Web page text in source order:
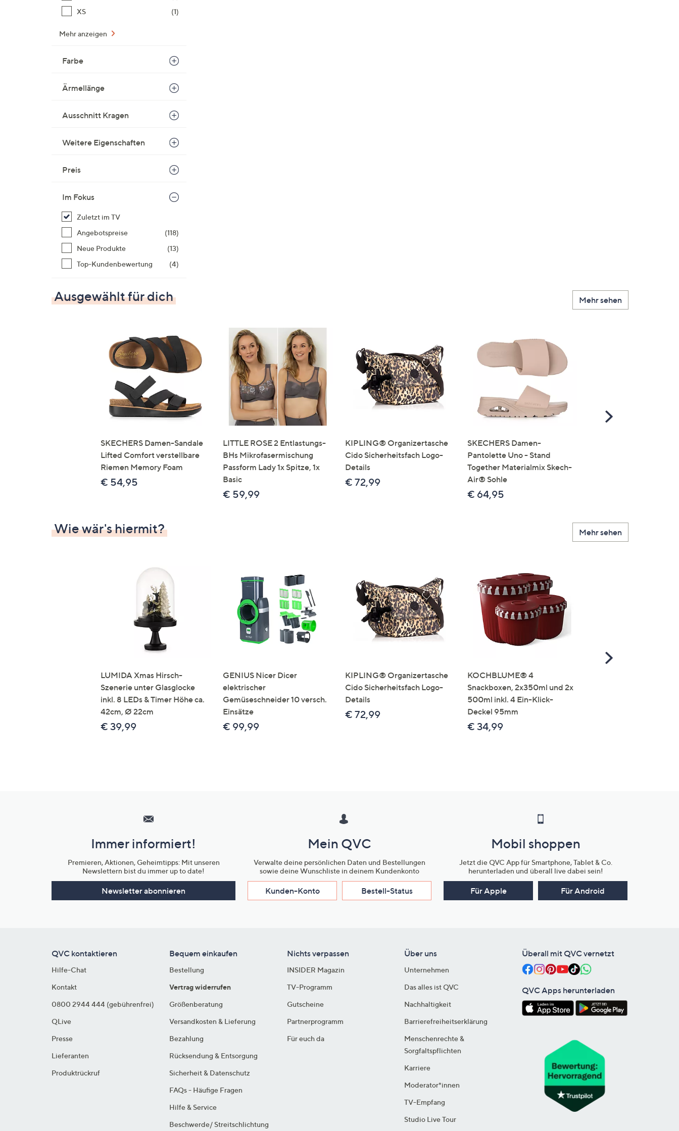
XS
(1)
Mehr anzeigen
Farbe
Ärmellänge
Ausschnitt Kragen
Weitere Eigenschaften
Preis
Im Fokus
Zuletzt im TV
Angebotspreise
(118)
Neue Produkte
(13)
Top-Kundenbewertung
(4)
Ausgewählt für dich Mehr sehen
SKECHERS Damen-Sandale
Lifted Comfort verstellbare
Riemen Memory Foam
€ 54,95
LITTLE ROSE 2 Entlastungs-
BHs Mikrofasermischung
Passform Lady 1x Spitze, 1x
Basic
€ 59,99
KIPLING® Organizertasche
Cido Sicherheitsfach Logo-
Details
€ 72,99
SKECHERS Damen-
Pantolette Uno - Stand
Together Materialmix Skech-
Air® Sohle
€ 64,95
Scroll
Wie wär's hiermit? Mehr sehen
LUMIDA Xmas Hirsch-
Szenerie unter Glasglocke
inkl. 8 LEDs & Timer Höhe ca.
42cm, Ø 22cm
€ 39,99
GENIUS Nicer Dicer
elektrischer
Gemüseschneider 10 versch.
Einsätze
€ 99,99
KIPLING® Organizertasche
Cido Sicherheitsfach Logo-
Details
€ 72,99
KOCHBLUME® 4
Snackboxen, 2x350ml und 2x
500ml inkl. 4 Ein-Klick-
Deckel 95mm
€ 34,99
Scroll
Unternehmensinformationen
Immer informiert!
Premieren, Aktionen, Geheimtipps: Mit unseren
Newslettern bist du immer up to date!
Newsletter abonnieren
Mein QVC
Verwalte deine persönlichen Daten und Bestellungen
sowie deine Wunschliste in deinem Kundenkonto
Kunden-Konto Bestell-Status
Mobil shoppen
Jetzt die QVC App für Smartphone, Tablet & Co.
herunterladen und überall live dabei sein!
Für Apple Für Android
QVC kontaktieren
Hilfe-Chat
Kontakt
0800 2944 444 (gebührenfrei)
QLive
Presse
Lieferanten
Produktrückruf
Bequem einkaufen
Bestellung
Vertrag widerrufen
Größenberatung
Versandkosten & Lieferung
Bezahlung
Rücksendung & Entsorgung
Sicherheit & Datenschutz
FAQs - Häufige Fragen
Hilfe & Service
Beschwerde/ Streitschlichtung
Nichts verpassen
INSIDER Magazin
TV-Programm
Gutscheine
Partnerprogramm
Für euch da
Über uns
Unternehmen
Das alles ist QVC
Nachhaltigkeit
Barrierefreiheitserklärung
Menschenrechte &
Sorgfaltspflichten
Karriere
Moderator*innen
TV-Empfang
Studio Live Tour
Überall mit QVC vernetzt
QVC Apps herunterladen